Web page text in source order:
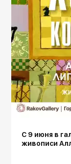
События
Другие проекты
Rakov
baget
С 9 июня в
живописи